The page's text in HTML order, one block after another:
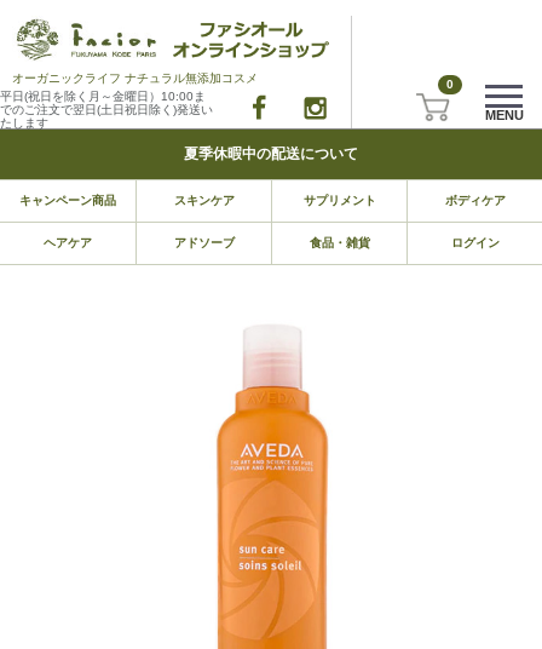
オーガニックライフ ナチュラル無添加コスメ
平日(祝日を除く月～金曜日）10:00ま
でのご注文で翌日(土日祝日除く)発送い
たします
0
MENU
夏季休暇中の配送について
キャンペーン商品 スキンケア サプリメント ボディケア
ヘアケア アドソーブ 食品・雑貨 ログイン